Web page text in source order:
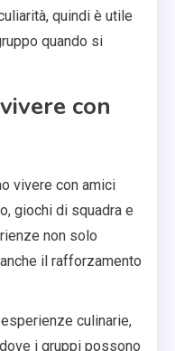
quindi è utile
quando si
con
vivere con amici
giochi di squadra e
non solo
il rafforzamento
culinarie,
i gruppi possono